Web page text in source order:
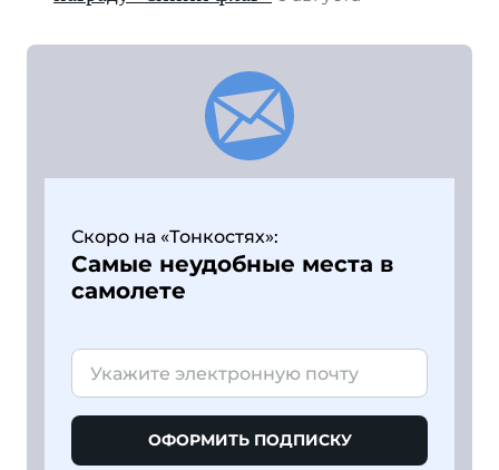
Скоро на «Тонкостях»:
Самые неудобные места в
самолете
ОФОРМИТЬ ПОДПИСКУ